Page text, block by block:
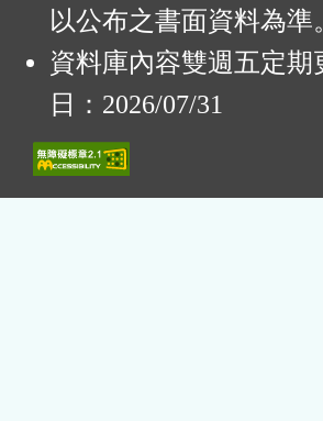
以公布之書面資料為準
資料庫內容雙週五定
日：2026/07/31